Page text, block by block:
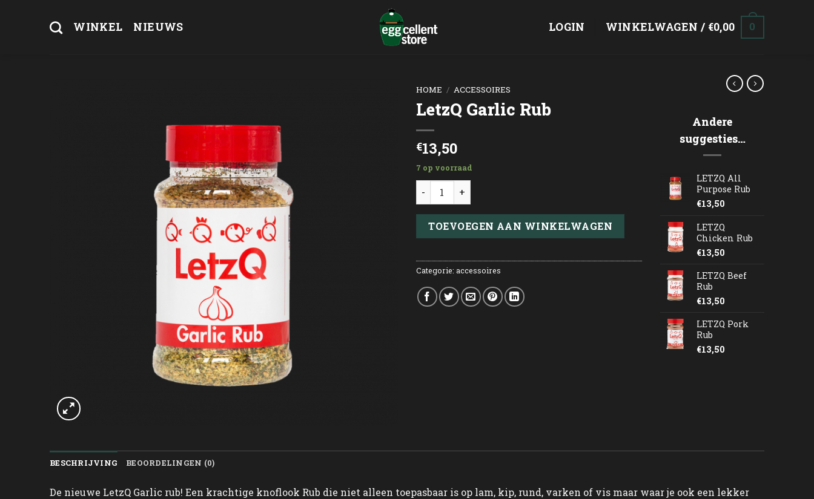
WINKEL NIEUWS LOGIN WINKELWAGEN / €0,00 0
HOME / ACCESSOIRES
LetzQ Garlic Rub
€13,50
7 op voorraad
LetzQ Garlic Rub aantal
TOEVOEGEN AAN WINKELWAGEN
Categorie: accessoires
Andere
suggesties…
LETZQ All
Purpose Rub
€13,50
LETZQ
Chicken Rub
€13,50
LETZQ Beef
Rub
€13,50
LETZQ Pork
Rub
€13,50
BESCHRIJVING BEOORDELINGEN (0)
De nieuwe LetzQ Garlic rub! Een krachtige knoflook Rub die niet alleen toepasbaar is op lam, kip, rund, varken of vis maar waar je ook een lekker